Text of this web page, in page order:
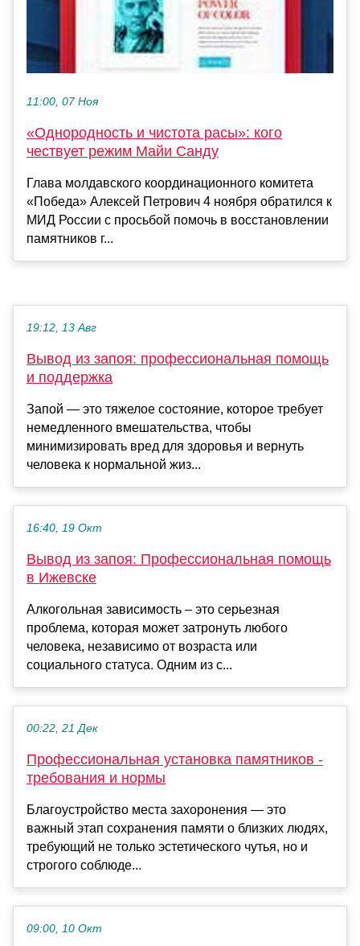
11:00, 07 Ноя
«Однородность и чистота расы»: кого
чествует режим Майи Санду
Глава молдавского координационного комитета
«Победа» Алексей Петрович 4 ноября обратился к
МИД России с просьбой помочь в восстановлении
памятников г...
19:12, 13 Авг
Вывод из запоя: профессиональная помощь
и поддержка
Запой — это тяжелое состояние, которое требует
немедленного вмешательства, чтобы
минимизировать вред для здоровья и вернуть
человека к нормальной жиз...
16:40, 19 Окт
Вывод из запоя: Профессиональная помощь
в Ижевске
Алкогольная зависимость – это серьезная
проблема, которая может затронуть любого
человека, независимо от возраста или
социального статуса. Одним из с...
00:22, 21 Дек
Профессиональная установка памятников -
требования и нормы
Благоустройство места захоронения — это
важный этап сохранения памяти о близких людях,
требующий не только эстетического чутья, но и
строгого соблюде...
09:00, 10 Окт